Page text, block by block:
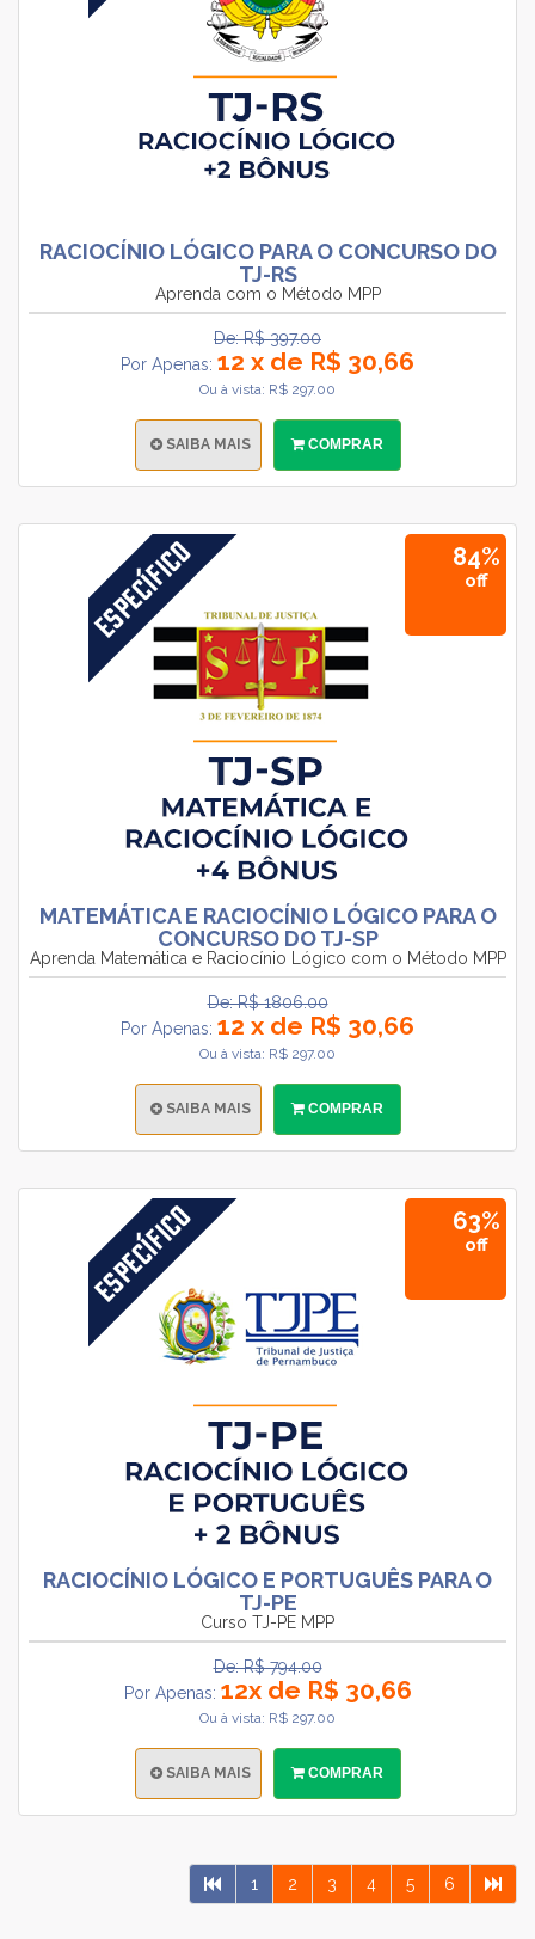
RACIOCÍNIO LÓGICO PARA O CONCURSO DO
TJ-RS
Aprenda com o Método MPP
De: R$ 397.00
Por Apenas: 12 x de R$ 30,66
Ou à vista: R$ 297.00
SAIBA MAIS COMPRAR
84%
off
MATEMÁTICA E RACIOCÍNIO LÓGICO PARA O
CONCURSO DO TJ-SP
Aprenda Matemática e Raciocínio Lógico com o Método MPP
De: R$ 1806.00
Por Apenas: 12 x de R$ 30,66
Ou à vista: R$ 297.00
SAIBA MAIS COMPRAR
63%
off
RACIOCÍNIO LÓGICO E PORTUGUÊS PARA O
TJ-PE
Curso TJ-PE MPP
De: R$ 794.00
Por Apenas: 12x de R$ 30,66
Ou à vista: R$ 297.00
SAIBA MAIS COMPRAR
1 2 3 4 5 6